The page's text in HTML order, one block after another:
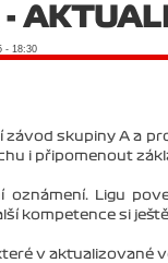
- 18:30
závod skupiny A a
i připomenout
oznámení. Ligu
kompetence si
v aktualizované